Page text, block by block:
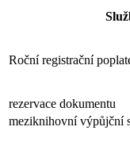
Roční registrační
rezervace dokumentu
meziknihovní výpůjční